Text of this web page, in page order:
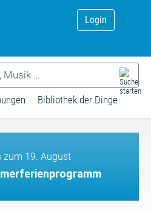
Login
Bibliothek der Dinge
zum 19. August